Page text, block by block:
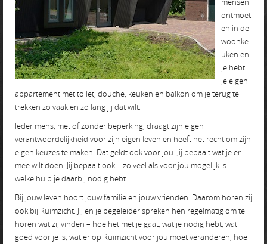
ontmoet
en in de
woonke
uken en
je hebt
je eigen
appartement met toilet, douche, keuken en balkon om je terug te
trekken zo vaak en zo lang jij dat wilt.
Ieder mens, met of zonder beperking, draagt zijn eigen
verantwoordelijkheid voor zijn eigen leven en heeft het recht om zijn
eigen keuzes te maken. Dat geldt ook voor jou. Jij bepaalt wat je er
mee wilt doen. Jij bepaalt ook – zo veel als voor jou mogelijk is –
welke hulp je daarbij nodig hebt.
Bij jouw leven hoort jouw familie en jouw vrienden. Daarom horen zij
ook bij Ruimzicht. Jij en je begeleider spreken hen regelmatig om te
horen wat zij vinden – hoe het met je gaat, wat je nodig hebt, wat
goed voor je is, wat er op Ruimzicht voor jou moet veranderen, hoe